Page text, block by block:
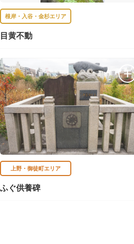
根岸・入谷・金杉エリア
目黄不動
上野・御徒町エリア
ふぐ供養碑